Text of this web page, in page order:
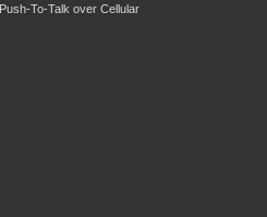
Push-To-Talk over Cellular